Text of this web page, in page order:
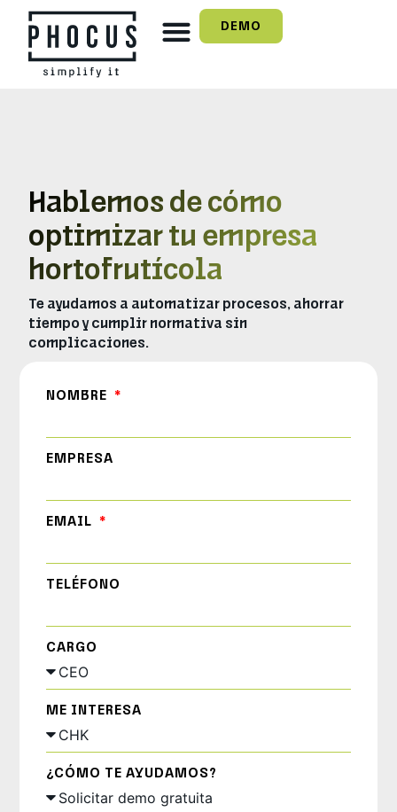
DEMO
Hablemos de cómo
optimizar tu empresa
hortofrutícola
Te ayudamos a automatizar procesos, ahorrar
tiempo y cumplir normativa sin
complicaciones.
NOMBRE
EMPRESA
EMAIL
TELÉFONO
CARGO
ME INTERESA
¿CÓMO TE AYUDAMOS?